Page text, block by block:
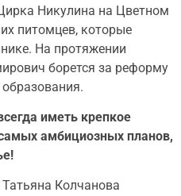
Никулина на Цветном
питомцев, которые
На протяжении
борется за реформу
образования.
иметь крепкое
амбициозных планов,
Колчанова